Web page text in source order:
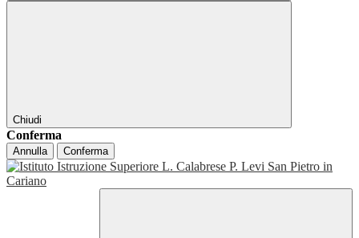
Chiudi
Conferma
Annulla Conferma